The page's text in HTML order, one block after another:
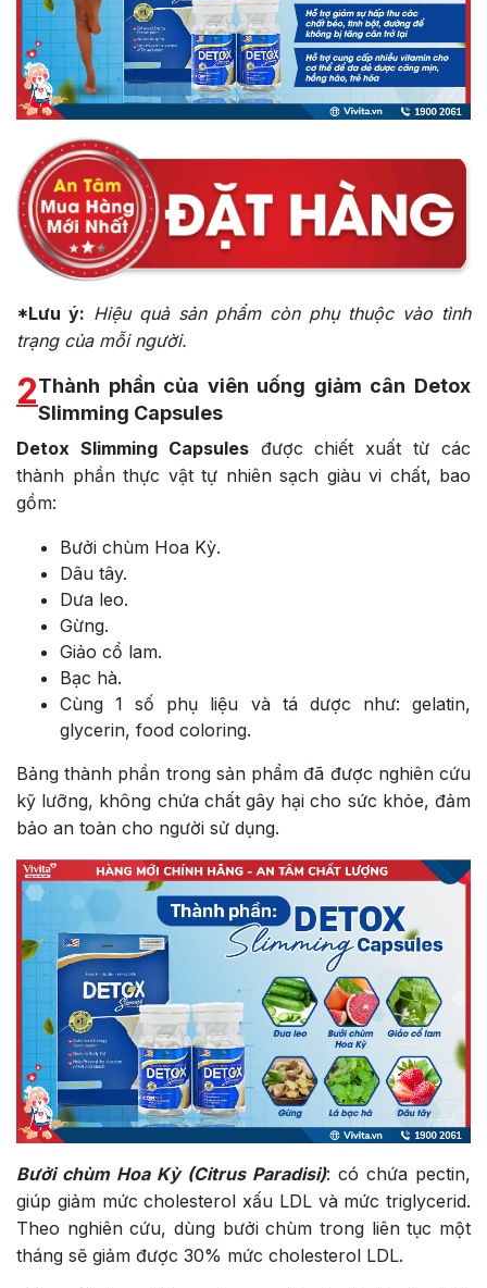
*Lưu ý: Hiệu quả sản phẩm còn phụ thuộc vào tình
trạng của mỗi người.
2Thành phần của viên uống giảm cân Detox
Slimming Capsules
Detox Slimming Capsulesđược chiết xuất từ các
thành phần thực vật tự nhiên sạch giàu vi chất, bao
gồm:
Bưởi chùm Hoa Kỳ.
Dâu tây.
Dưa leo.
Gừng.
Giảo cổ lam.
Bạc hà.
Cùng 1 số phụ liệu và tá dược như: gelatin,
glycerin, food coloring.
Bảng thành phần trong sản phẩm đã được nghiên cứu
kỹ lưỡng, không chứa chất gây hại cho sức khỏe, đảm
bảo an toàn cho người sử dụng.
Bưởi chùm Hoa Kỳ (Citrus Paradisi): có chứa pectin,
giúp giảm mức cholesterol xấu LDL và mức triglycerid.
Theo nghiên cứu, dùng bưởi chùm trong liên tục một
tháng sẽ giảm được 30% mức cholesterol LDL.